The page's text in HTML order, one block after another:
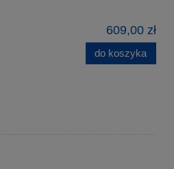
609,00 zł
do koszyka